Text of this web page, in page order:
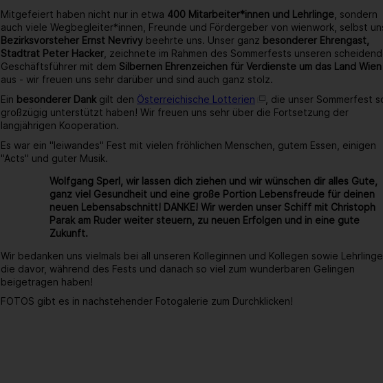
Mitgefeiert haben nicht nur in etwa 400 Mitarbeiter*innen und Lehrlinge , sondern
auch viele Wegbegleiter*innen, Freunde und Fördergeber von wienwork, selbst
Bezirksvorsteher Ernst Nevrivy beehrte uns. Unser ganz besonderer Ehrengast,
Stadtrat Peter Hacker , zeichnete im Rahmen des Sommerfests unseren
Geschäftsführer mit dem Silbernen Ehrenzeichen für Verdienste um das Land Wien
aus - wir freuen uns sehr darüber und sind auch ganz stolz.
Ein besonderer Dank gilt den Österreichische Lotterien
, die unser Sommerfest
großzügig unterstützt haben! Wir freuen uns sehr über die Fortsetzung der
langjährigen Kooperation.
Es war ein "leiwandes" Fest mit vielen fröhlichen Menschen, gutem Essen, einigen
"Acts" und guter Musik.
Wolfgang Sperl, wir lassen dich ziehen und wir wünschen dir alles Gute,
ganz viel Gesundheit und eine große Portion Lebensfreude für deinen
neuen Lebensabschnitt! DANKE! Wir werden unser Schiff mit Christoph
Parak am Ruder weiter steuern, zu neuen Erfolgen und in eine gute
Zukunft.
Wir bedanken uns vielmals bei all unseren Kolleginnen und Kollegen sowie
die davor, während des Fests und danach so viel zum wunderbaren Gelingen
beigetragen haben!
FOTOS gibt es in nachstehender Fotogalerie zum Durchklicken!